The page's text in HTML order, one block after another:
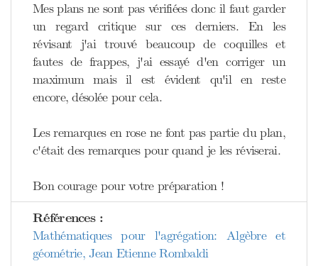
Mes plans ne sont pas vérifiées donc il faut garder
un regard critique sur ces derniers. En les
révisant j'ai trouvé beaucoup de coquilles et
fautes de frappes, j'ai essayé d'en corriger un
maximum mais il est évident qu'il en reste
encore, désolée pour cela.
Les remarques en rose ne font pas partie du plan,
c'était des remarques pour quand je les réviserai.
Bon courage pour votre préparation !
Références :
Mathématiques pour l'agrégation: Algèbre et
géométrie, Jean Etienne Rombaldi